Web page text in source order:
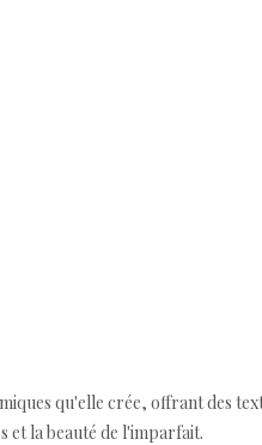
qu'elle crée, offrant des
et la beauté de l'imparfait.